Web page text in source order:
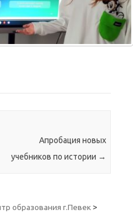
Апробация новых
учебников по истории →
образования г.Певек>